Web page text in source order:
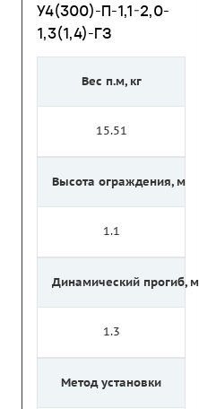
У4(300)-П-1,1-2,0-
1,3(1,4)-ГЗ
Вес п.м, кг
15.51
Высота ограждения, м
1.1
Динамический прогиб, м
1.3
Метод установки